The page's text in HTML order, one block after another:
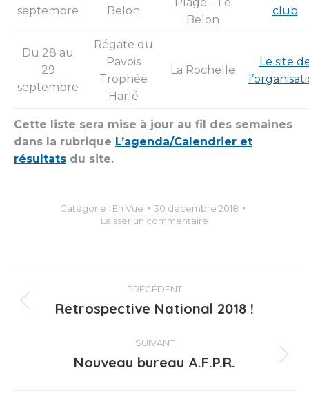
septembre Belon
Belon
club
Du 28 au
29
septembre
Régate du
Pavois
Trophée
Harlé
La Rochelle
Le site
Cette liste sera mise à jour au fil des semaines
dans la rubrique L’agenda/Calendrier et
résultats du site.
Catégorie : En Vue
30 décembre 2018
Laisser un commentaire
Navigation
article
PRÉCÉDENT
Article
:
Retrospective National 2018 !
SUIVANT
Article
Nouveau bureau A.F.P.R.